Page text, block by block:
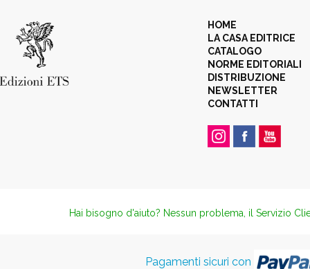
HOME
LA CASA EDITRICE
CATALOGO
NORME EDITORIALI
DISTRIBUZIONE
NEWSLETTER
CONTATTI
Hai bisogno d'aiuto? Nessun problema, il Servizio
Pagamenti sicuri con